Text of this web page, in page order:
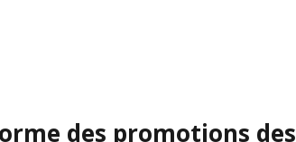
des promotions des